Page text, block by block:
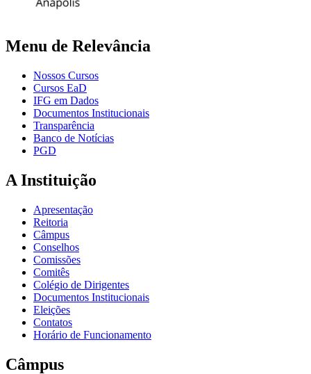
Menu de Relevância
Nossos Cursos
Cursos EaD
IFG em Dados
Documentos Institucionais
Transparência
Banco de Notícias
PGD
A Instituição
Apresentação
Reitoria
Câmpus
Conselhos
Comissões
Comitês
Colégio de Dirigentes
Documentos Institucionais
Eleições
Contatos
Horário de Funcionamento
Câmpus